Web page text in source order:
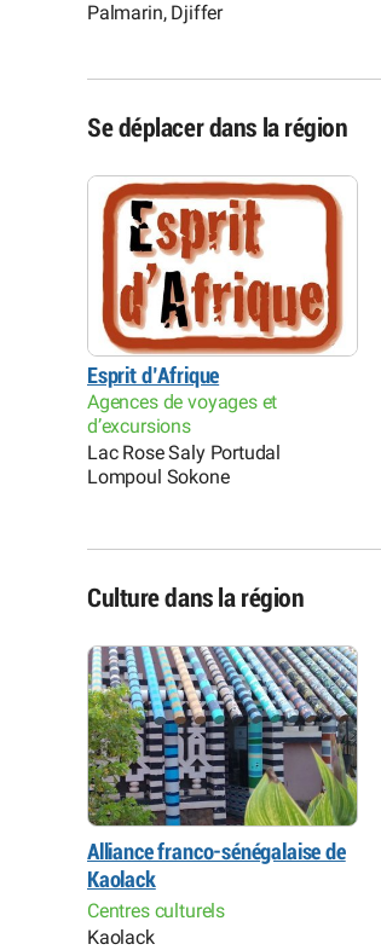
Palmarin, Djiffer
Se déplacer dans la région
Esprit d’Afrique
Agences de voyages et
d’excursions
Lac Rose Saly Portudal
Lompoul Sokone
Culture dans la région
Alliance franco-sénégalaise de
Kaolack
Centres culturels
Kaolack